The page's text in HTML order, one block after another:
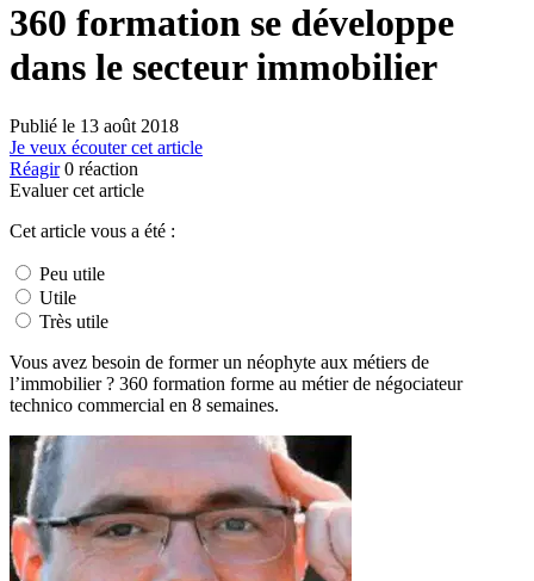
360 formation se développe
dans le secteur immobilier
Publié le 13 août 2018
Je veux écouter cet article
Réagir 0 réaction
Evaluer cet article
Cet article vous a été :
Peu utile
Utile
Très utile
Vous avez besoin de former un néophyte aux métiers de
l’immobilier ? 360 formation forme au métier de négociateur
technico commercial en 8 semaines.